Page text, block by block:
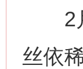
2月
丝依